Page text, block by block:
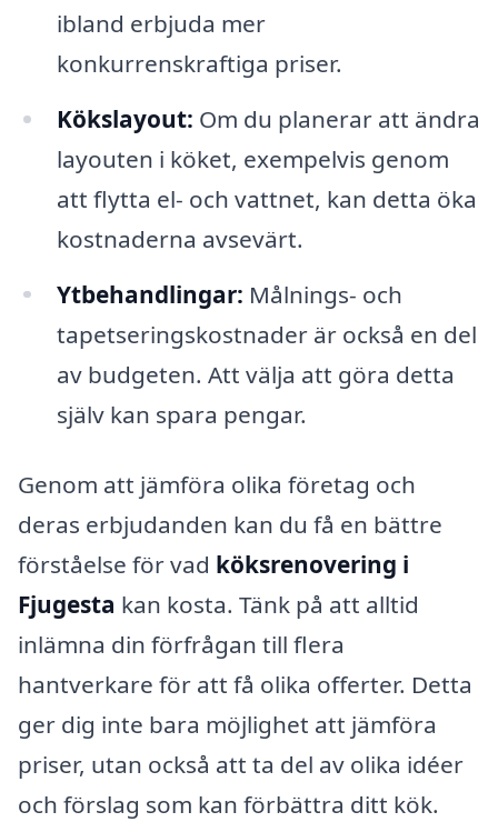
ibland erbjuda mer
konkurrenskraftiga priser.
Kökslayout: Om du planerar att ändra
layouten i köket, exempelvis genom
att flytta el- och vattnet, kan detta öka
kostnaderna avsevärt.
Ytbehandlingar: Målnings- och
tapetseringskostnader är också en del
av budgeten. Att välja att göra detta
själv kan spara pengar.
Genom att jämföra olika företag och
deras erbjudanden kan du få en bättre
förståelse för vad köksrenovering i
Fjugesta kan kosta. Tänk på att alltid
inlämna din förfrågan till flera
hantverkare för att få olika offerter. Detta
ger dig inte bara möjlighet att jämföra
priser, utan också att ta del av olika idéer
och förslag som kan förbättra ditt kök.